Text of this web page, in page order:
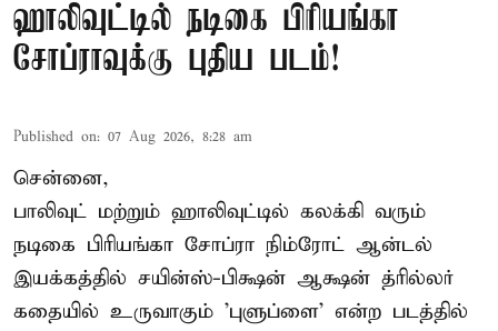
ஹாலிவுட்டில் நடிகை பிரியங்கா
சோப்ராவுக்கு புதிய படம்!
Published on: 07 Aug 2026, 8:28 am
சென்னை,
பாலிவுட் மற்றும் ஹாலிவுட்டில் கலக்கி வரும்
நடிகை பிரியங்கா சோப்ரா நிம்ரோட் ஆன்டல்
இயக்கத்தில் சயின்ஸ்-பிக்ஷன் ஆக்ஷன் த்ரில்லர்
கதையில் உருவாகும் 'புளுப்ளை' என்ற படத்தில்